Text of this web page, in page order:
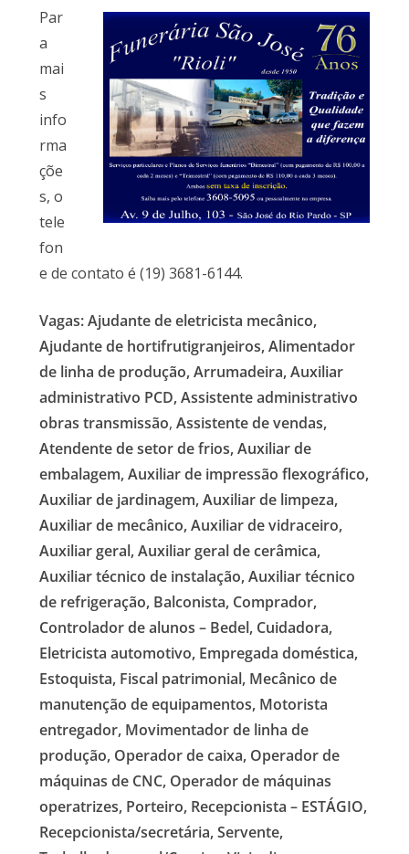
Par
a
mai
s
info
rma
çõe
s, o
tele
fon
e de contato é (19) 3681-6144.
Vagas: Ajudante de eletricista mecânico,
Ajudante de hortifrutigranjeiros, Alimentador
de linha de produção, Arrumadeira, Auxiliar
administrativo PCD, Assistente administrativo
obras transmissão, Assistente de vendas,
Atendente de setor de frios, Auxiliar de
embalagem, Auxiliar de impressão flexográfico,
Auxiliar de jardinagem, Auxiliar de limpeza,
Auxiliar de mecânico, Auxiliar de vidraceiro,
Auxiliar geral, Auxiliar geral de cerâmica,
Auxiliar técnico de instalação, Auxiliar técnico
de refrigeração, Balconista, Comprador,
Controlador de alunos – Bedel, Cuidadora,
Eletricista automotivo, Empregada doméstica,
Estoquista, Fiscal patrimonial, Mecânico de
manutenção de equipamentos, Motorista
entregador, Movimentador de linha de
produção, Operador de caixa, Operador de
máquinas de CNC, Operador de máquinas
operatrizes, Porteiro, Recepcionista – ESTÁGIO,
Recepcionista/secretária, Servente,